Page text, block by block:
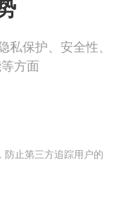
保护、安全性、
方面
防止第三方追踪用户的